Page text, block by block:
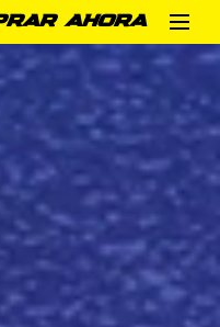
AHORA